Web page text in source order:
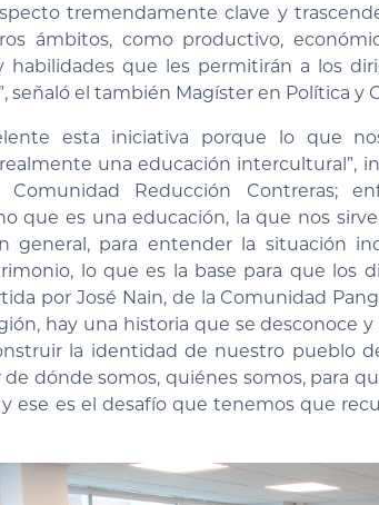
tremendamente clave y
ámbitos, como productivo,
habilidades que les permitirán a los
señaló el también Magíster en Política y
esta iniciativa porque lo que
una educación intercultural”,
Reducción Contreras;
que es una educación, la que nos
general, para entender la situación
lo que es la base para que los
por José Nain, de la Comunidad
hay una historia que se desconoce
la identidad de nuestro pueblo
dónde somos, quiénes somos, para
ese es el desafío que tenemos que